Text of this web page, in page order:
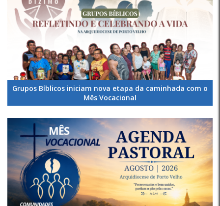
Grupos Bíblicos iniciam nova etapa da caminhada com o
Mês Vocacional